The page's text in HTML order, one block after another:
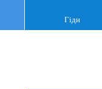
Гіди